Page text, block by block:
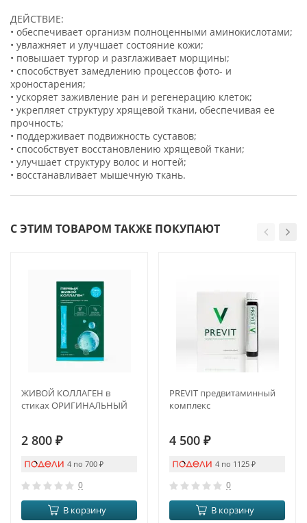
ДЕЙСТВИЕ:
• обеспечивает организм полноценными аминокислотами;
• увлажняет и улучшает состояние кожи;
• повышает тургор и разглаживает морщины;
• способствует замедлению процессов фото- и
хроностарения;
• ускоряет заживление ран и регенерацию клеток;
• укрепляет структуру хрящевой ткани, обеспечивая ее
прочность;
• поддерживает подвижность суставов;
• способствует восстановлению хрящевой ткани;
• улучшает структуру волос и ногтей;
• восстанавливает мышечную ткань.
С ЭТИМ ТОВАРОМ ТАКЖЕ ПОКУПАЮТ
ЖИВОЙ КОЛЛАГЕН в
стиках ОРИГИНАЛЬНЫЙ
2 800 ₽
4 по 700 ₽
0
В корзину
PREVIT предвитаминный
комплекс
4 500 ₽
4 по 1125 ₽
0
В корзину